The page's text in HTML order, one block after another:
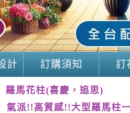
計 訂購須知 訂
羅馬花柱(喜慶，追思)
氣派!!高質感!!大型羅馬柱